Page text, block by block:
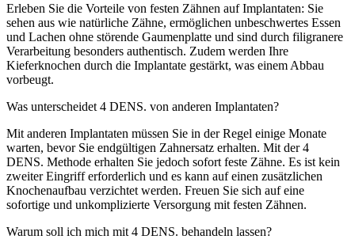
Erleben Sie die Vorteile von festen Zähnen auf Implantaten: Sie
sehen aus wie natürliche Zähne, ermöglichen unbeschwertes Essen
und Lachen ohne störende Gaumenplatte und sind durch filigranere
Verarbeitung besonders authentisch. Zudem werden Ihre
Kieferknochen durch die Implantate gestärkt, was einem Abbau
vorbeugt.
Was unterscheidet 4 DENS. von anderen Implantaten?
Mit anderen Implantaten müssen Sie in der Regel einige Monate
warten, bevor Sie endgültigen Zahnersatz erhalten. Mit der 4
DENS. Methode erhalten Sie jedoch sofort feste Zähne. Es ist kein
zweiter Eingriff erforderlich und es kann auf einen zusätzlichen
Knochenaufbau verzichtet werden. Freuen Sie sich auf eine
sofortige und unkomplizierte Versorgung mit festen Zähnen.
Warum soll ich mich mit 4 DENS. behandeln lassen?